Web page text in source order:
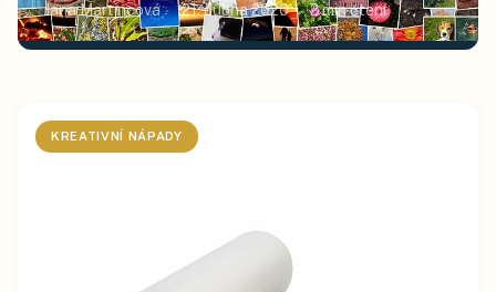
Jana Martincová 21. dubna 2020 2min čtení
KREATIVNÍ NÁPADY